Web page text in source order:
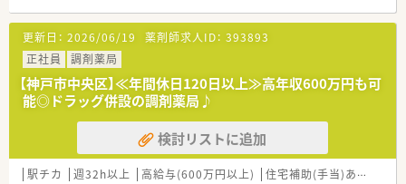
＼派遣スタッフの皆さまへ充実した
福利厚生・特典をご用意しております！／
■社会保険完備（就業条件による）。
■就業日は当社負担にて薬剤師賠償責任保険
が適用されますので、 安心してご就業いただけます。
■有休休暇（6ヶ月以上勤務）や夏季休暇、慶弔休暇も取得できま
す。
■勤務評価により時給アップがあります。
≪こんな方にオススメ！≫
・転職活動中にブランクを空けたくない方
更新日： 2026/06/19 薬剤師求人ID： 393893
正社員
調剤薬局
【神戸市中央区】≪年間休日120日以上≫高年収600万円も可
能◎ドラッグ併設の調剤薬局♪
検討リストに追加
駅チカ 週32h以上 高給与(600万円以上) 住宅補助(手当)あり